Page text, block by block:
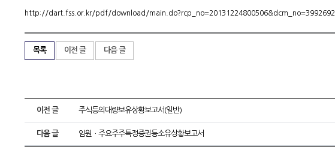
http://dart.fss.or.kr/pdf/download/main.do?rcp_no=20131224800506&dcm_no=3992692
목록 이전 글 다음 글
이전 글 주식등의대량보유상황보고서(일반)
다음 글 임원ㆍ주요주주특정증권등소유상황보고서